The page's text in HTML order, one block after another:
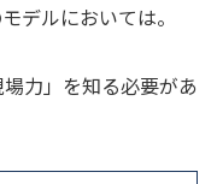
デルにおいては。
力」を知る必要があ